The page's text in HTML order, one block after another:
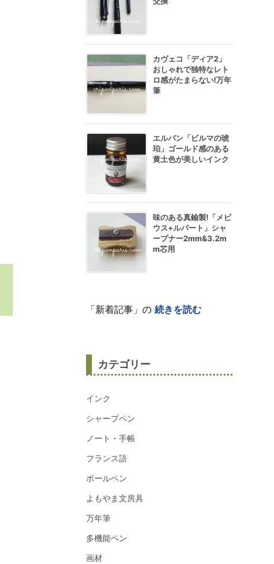
カヴェコ「ディア2」
おしゃれで独特なレト
ロ感がたまらない!万年
筆
エルバン「ビルマの琥
珀」ゴールド感のある
黄土色が美しいインク
味のある真鍮製!「メビ
ウス+ルパート」シャ
ープナー2mm&3.2m
m芯用
「新着記事」の 続きを読む
カテゴリー
インク
シャープペン
ノート・手帳
フランス語
ボールペン
よもやま文房具
万年筆
多機能ペン
画材